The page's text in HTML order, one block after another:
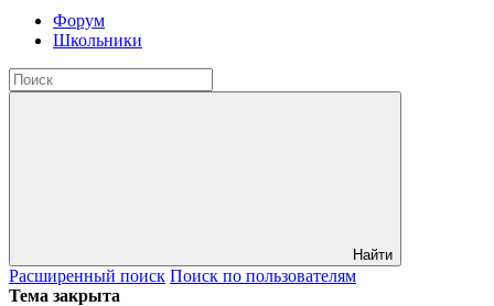
Форум
Школьники
Найти
Расширенный поиск Поиск по пользователям
Тема закрыта